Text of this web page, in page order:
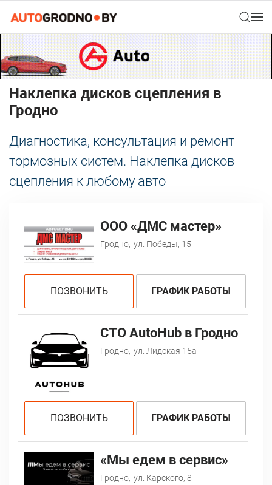
Наклепка дисков сцепления в
Гродно
Диагностика, консультация и ремонт
тормозных систем. Наклепка дисков
сцепления к любому авто
ООО «ДМС мастер»
Гродно, ул. Победы, 15
ПОЗВОНИТЬ ГРАФИК РАБОТЫ
СТО AutoHub в Гродно
Гродно, ул. Лидская 15а
ПОЗВОНИТЬ ГРАФИК РАБОТЫ
«Мы едем в сервис»
Гродно, ул. Карского, 8